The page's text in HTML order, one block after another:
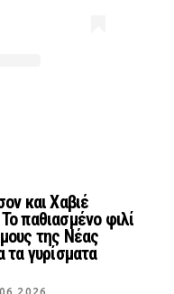
και Χαβιέ
παθιασμένο φιλί
της Νέας
τα γυρίσματα